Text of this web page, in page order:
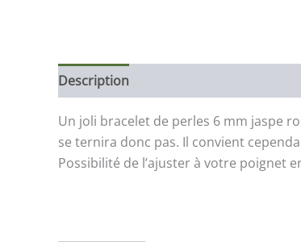
Description
Un joli bracelet de perles 6 mm jaspe
se ternira donc pas. Il convient
Possibilité de l’ajuster à votre poignet